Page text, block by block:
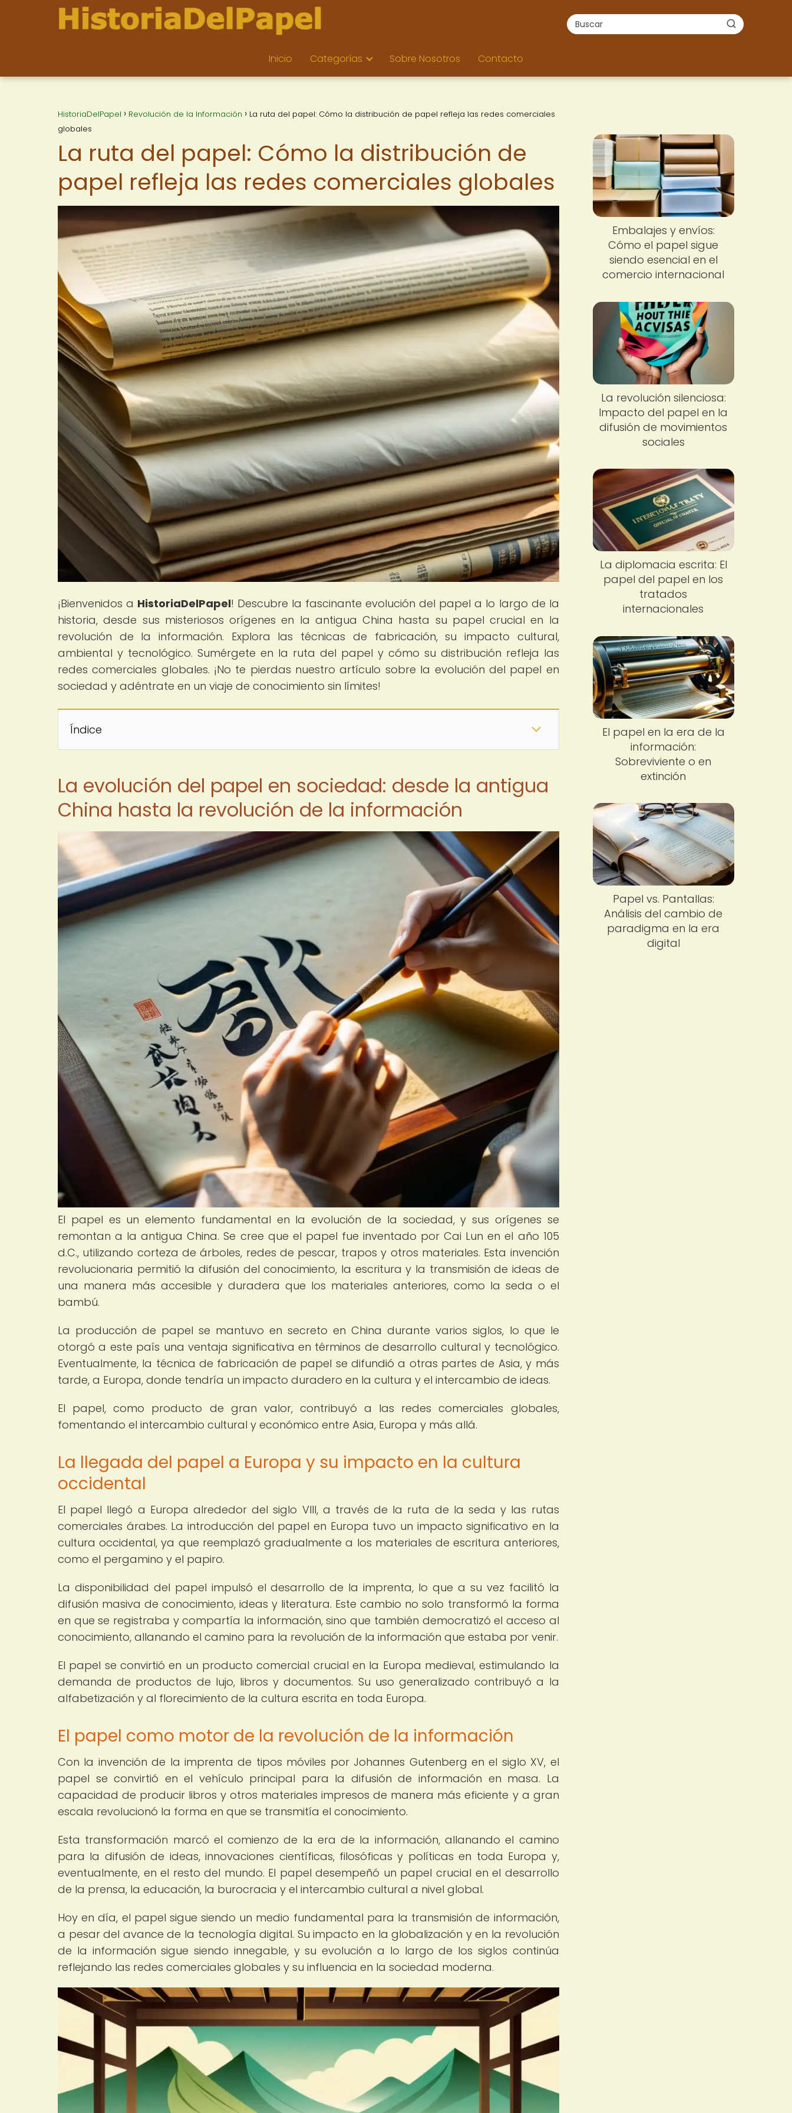
Inicio Categorías Sobre Nosotros Contacto
HistoriaDelPapel Revolución de la Información
La ruta del papel: Cómo la distribución de papel refleja las redes comerciales
globales
La ruta del papel: Cómo la distribución de
papel refleja las redes comerciales globales
¡Bienvenidos a HistoriaDelPapel! Descubre la fascinante evolución del papel a lo largo de la
historia, desde sus misteriosos orígenes en la antigua China hasta su papel crucial en la
revolución de la información. Explora las técnicas de fabricación, su impacto cultural,
ambiental y tecnológico. Sumérgete en la ruta del papel y cómo su distribución refleja las
redes comerciales globales. ¡No te pierdas nuestro artículo sobre la evolución del papel en
sociedad y adéntrate en un viaje de conocimiento sin límites!
Índice
La evolución del papel en sociedad: desde la antigua
China hasta la revolución de la información
El papel es un elemento fundamental en la evolución de la sociedad, y sus orígenes se
remontan a la antigua China. Se cree que el papel fue inventado por Cai Lun en el año 105
d.C., utilizando corteza de árboles, redes de pescar, trapos y otros materiales. Esta invención
revolucionaria permitió la difusión del conocimiento, la escritura y la transmisión de ideas de
una manera más accesible y duradera que los materiales anteriores, como la seda o el
bambú.
La producción de papel se mantuvo en secreto en China durante varios siglos, lo que le
otorgó a este país una ventaja significativa en términos de desarrollo cultural y tecnológico.
Eventualmente, la técnica de fabricación de papel se difundió a otras partes de Asia, y más
tarde, a Europa, donde tendría un impacto duradero en la cultura y el intercambio de ideas.
El papel, como producto de gran valor, contribuyó a las redes comerciales globales,
fomentando el intercambio cultural y económico entre Asia, Europa y más allá.
La llegada del papel a Europa y su impacto en la cultura
occidental
El papel llegó a Europa alrededor del siglo VIII, a través de la ruta de la seda y las rutas
comerciales árabes. La introducción del papel en Europa tuvo un impacto significativo en la
cultura occidental, ya que reemplazó gradualmente a los materiales de escritura anteriores,
como el pergamino y el papiro.
La disponibilidad del papel impulsó el desarrollo de la imprenta, lo que a su vez facilitó la
difusión masiva de conocimiento, ideas y literatura. Este cambio no solo transformó la forma
en que se registraba y compartía la información, sino que también democratizó el acceso al
conocimiento, allanando el camino para la revolución de la información que estaba por venir.
El papel se convirtió en un producto comercial crucial en la Europa medieval, estimulando la
demanda de productos de lujo, libros y documentos. Su uso generalizado contribuyó a la
alfabetización y al florecimiento de la cultura escrita en toda Europa.
El papel como motor de la revolución de la información
Con la invención de la imprenta de tipos móviles por Johannes Gutenberg en el siglo XV, el
papel se convirtió en el vehículo principal para la difusión de información en masa. La
capacidad de producir libros y otros materiales impresos de manera más eficiente y a gran
escala revolucionó la forma en que se transmitía el conocimiento.
Esta transformación marcó el comienzo de la era de la información, allanando el camino
para la difusión de ideas, innovaciones científicas, filosóficas y políticas en toda Europa y,
eventualmente, en el resto del mundo. El papel desempeñó un papel crucial en el desarrollo
de la prensa, la educación, la burocracia y el intercambio cultural a nivel global.
Hoy en día, el papel sigue siendo un medio fundamental para la transmisión de información,
a pesar del avance de la tecnología digital. Su impacto en la globalización y en la revolución
de la información sigue siendo innegable, y su evolución a lo largo de los siglos continúa
reflejando las redes comerciales globales y su influencia en la sociedad moderna.
Embalajes y envíos:
Cómo el papel sigue
siendo esencial en el
comercio internacional
La revolución silenciosa:
Impacto del papel en la
difusión de movimientos
sociales
La diplomacia escrita: El
papel del papel en los
tratados
internacionales
El papel en la era de la
información:
Sobreviviente o en
extinción
Papel vs. Pantallas:
Análisis del cambio de
paradigma en la era
digital